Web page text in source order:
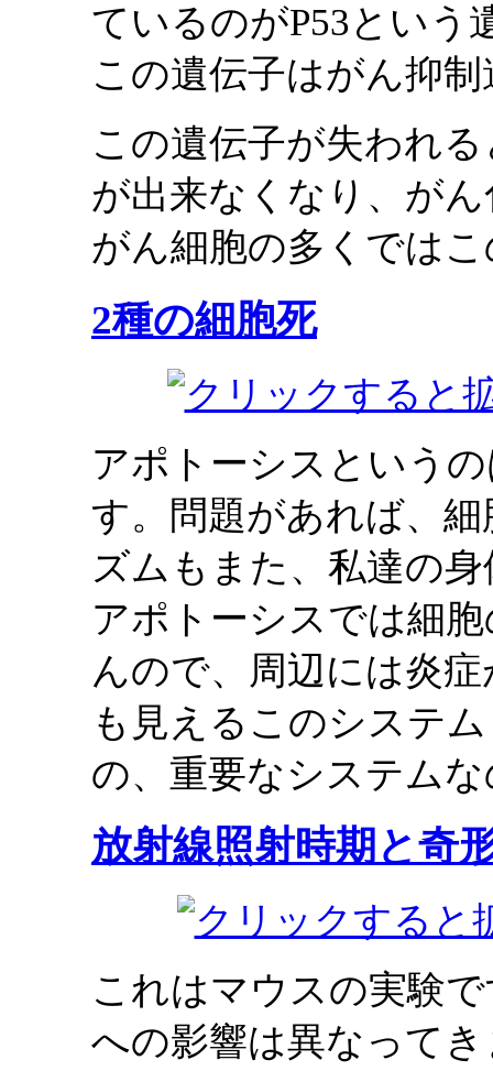
ているのがP53という
この遺伝子はがん抑
この遺伝子が失われ
が出来なくなり、が
がん細胞の多くでは
2種の細胞死
アポトーシスという
す。問題があれば、
ズムもまた、私達の
アポトーシスでは細
んので、周辺には炎
も見えるこのシステ
の、重要なシステム
放射線照射時期と奇
これはマウスの実験
への影響は異なって